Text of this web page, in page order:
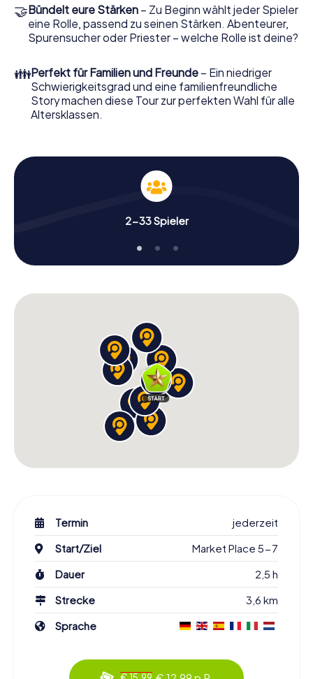
🤝Bündelt eure Stärken – Zu Beginn wählt jeder Spieler
eine Rolle, passend zu seinen Stärken. Abenteurer,
Spurensucher oder Priester – welche Rolle ist deine?
👪Perfekt für Familien und Freunde – Ein niedriger
Schwierigkeitsgrad und eine familienfreundliche
Story machen diese Tour zur perfekten Wahl für alle
Altersklassen.
2-33 Spieler
Termin
jederzeit
Start/Ziel
Market Place 5-7
Dauer
2,5 h
Strecke
3,6 km
Sprache